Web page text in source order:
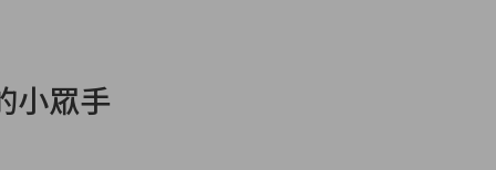
小眾手